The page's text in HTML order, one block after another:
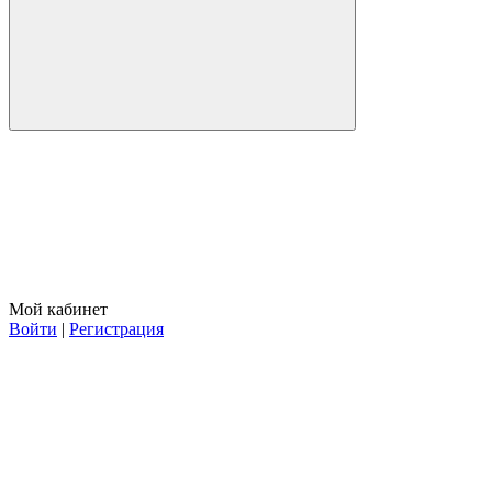
Мой кабинет
Войти | Регистрация